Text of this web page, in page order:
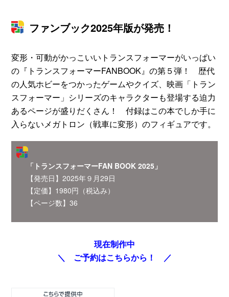
ファンブック2025年版が発売！
変形・可動がかっこいいトランスフォーマーがいっぱい
の『トランスフォーマーFANBOOK』の第５弾！ 歴代
の人気ホビーをつかったゲームやクイズ、映画「トラン
スフォーマー」シリーズのキャラクターも登場する迫力
あるページが盛りだくさん！ 付録はこの本でしか手に
入らないメガトロン（戦車に変形）のフィギュアです。
「トランスフォーマーFAN BOOK 2025」
【発売日】2025年９月29日
【定価】1980円（税込み）
【ページ数】36
現在制作中
＼ ご予約はこちらから！ ／